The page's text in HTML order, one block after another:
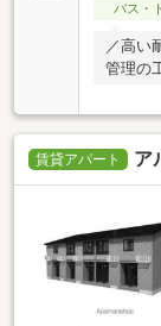
バス・
／高い
管理の
賃貸アパート ア